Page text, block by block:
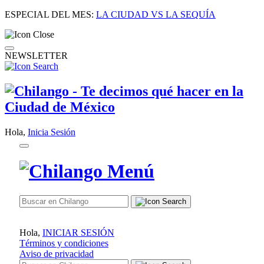
ESPECIAL DEL MES: LA CIUDAD VS LA SEQUÍA
NEWSLETTER
Hola, Inicia Sesión
Hola, INICIAR SESIÓN
Términos y condiciones
Aviso de privacidad